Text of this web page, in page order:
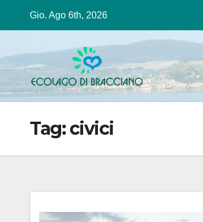
Gio. Ago 6th, 2026
Tag:civici